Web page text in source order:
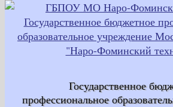
Государственное
профессиональное